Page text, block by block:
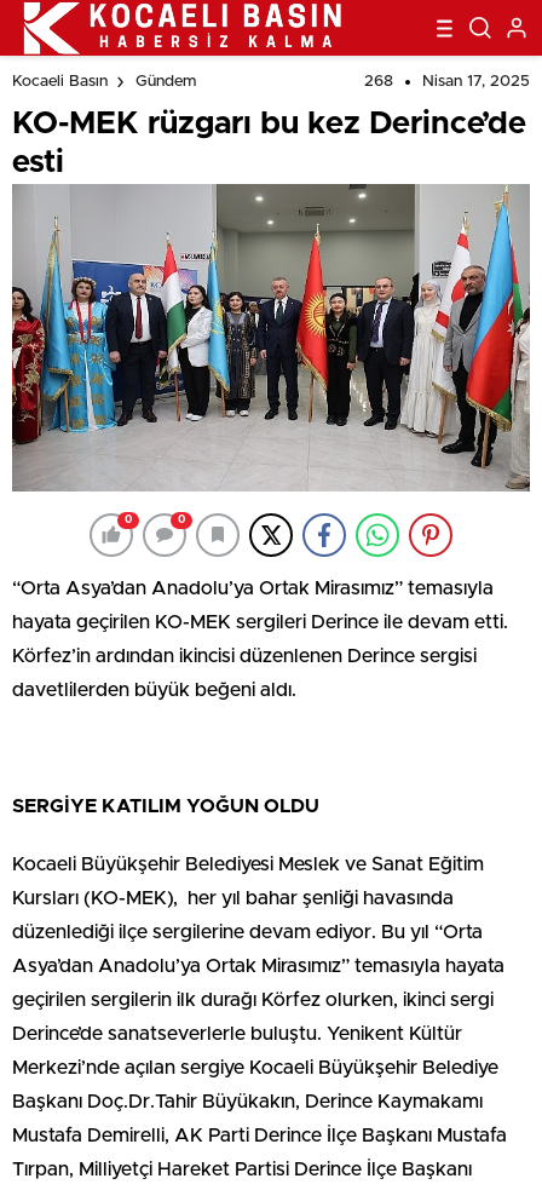
Kocaeli Basın Gündem 268 Nisan 17, 2025
KO-MEK rüzgarı bu kez Derince’de
esti
0 0
“Orta Asya’dan Anadolu’ya Ortak Mirasımız” temasıyla
hayata geçirilen KO-MEK sergileri Derince ile devam etti.
Körfez’in ardından ikincisi düzenlenen Derince sergisi
davetlilerden büyük beğeni aldı.
SERGİYE KATILIM YOĞUN OLDU
Kocaeli Büyükşehir Belediyesi Meslek ve Sanat Eğitim
Kursları (KO-MEK), her yıl bahar şenliği havasında
düzenlediği ilçe sergilerine devam ediyor. Bu yıl “Orta
Asya’dan Anadolu’ya Ortak Mirasımız” temasıyla hayata
geçirilen sergilerin ilk durağı Körfez olurken, ikinci sergi
Derince’de sanatseverlerle buluştu. Yenikent Kültür
Merkezi’nde açılan sergiye Kocaeli Büyükşehir Belediye
Başkanı Doç.Dr.Tahir Büyükakın, Derince Kaymakamı
Mustafa Demirelli, AK Parti Derince İlçe Başkanı Mustafa
Tırpan, Milliyetçi Hareket Partisi Derince İlçe Başkanı